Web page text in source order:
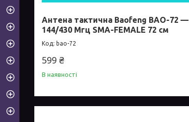
Антена тактична Baofeng BAO-72 —
144/430 Мгц SMA-FEMALE 72 см
bao-72
599 ₴
В наявності